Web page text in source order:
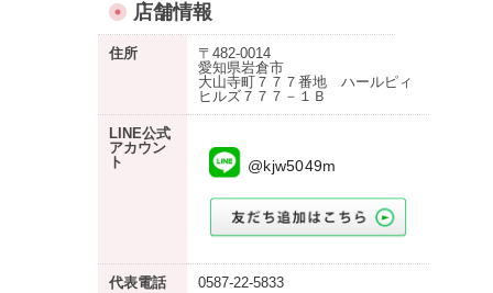
店舗情報
住所
〒482-0014
愛知県岩倉市
大山寺町７７７番地 ハールピィ
ヒルズ７７７－１Ｂ
LINE公式
アカウン
ト
@kjw5049m
代表電話 0587-22-5833